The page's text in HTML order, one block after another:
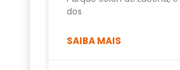
dos
SAIBA MAIS